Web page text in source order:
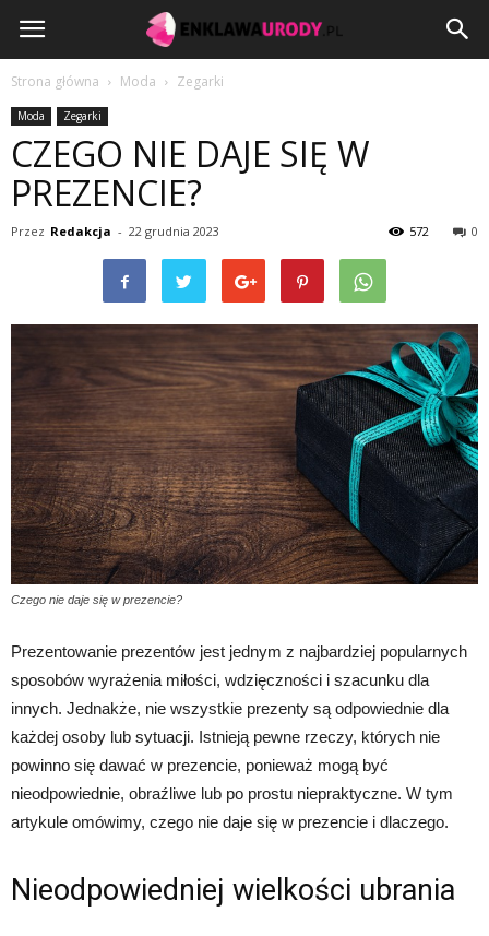
EnklawaUrody.pl
Strona główna Moda Zegarki
Moda Zegarki
CZEGO NIE DAJE SIĘ W
PREZENCIE?
Przez Redakcja - 22 grudnia 2023 0
572
Czego nie daje się w prezencie?
Prezentowanie prezentów jest jednym z najbardziej popularnych
sposobów wyrażenia miłości, wdzięczności i szacunku dla
innych. Jednakże, nie wszystkie prezenty są odpowiednie dla
każdej osoby lub sytuacji. Istnieją pewne rzeczy, których nie
powinno się dawać w prezencie, ponieważ mogą być
nieodpowiednie, obraźliwe lub po prostu niepraktyczne. W tym
artykule omówimy, czego nie daje się w prezencie i dlaczego.
Nieodpowiedniej wielkości ubrania